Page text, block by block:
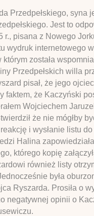
Przedpełskiego, syna
Jest to
r., pisana z Nowego
wydruk internetowego
którym została
Przedpełskich willa
pisał, że jego ojciec
faktem, że Kaczyński
Wojciechem
że nie mógłby
reakcję i wysłanie listu
Halina
którego kopię
również listy
była
Ryszarda. Prosiła o
negatywnej opinii o